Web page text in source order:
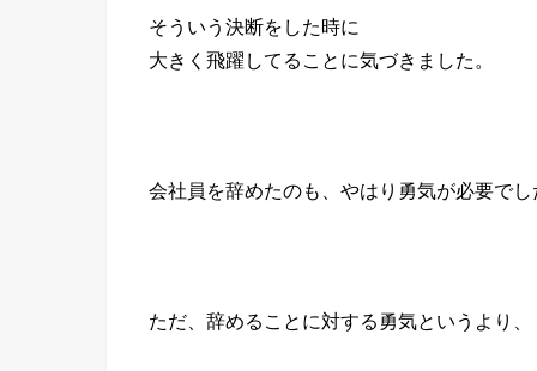
そういう決断をした時に
大きく飛躍してることに気づきました。
会社員を辞めたのも、やはり勇気が必要でし
ただ、辞めることに対する勇気というより、